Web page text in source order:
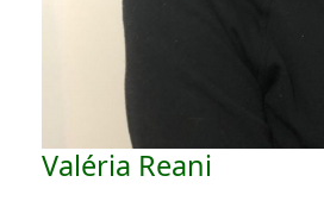
Valéria Reani